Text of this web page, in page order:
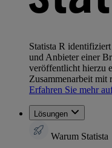
Statista R
und Anbieter einer
veröffentlicht hierzu
Zusammenarbeit mit
Erfahren Sie mehr
Lösungen
Warum Statista